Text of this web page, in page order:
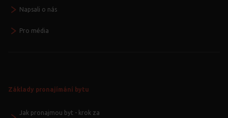
Napsali o nás
Pro média
Základy pronajímání bytu
Jak pronajmou byt - krok za